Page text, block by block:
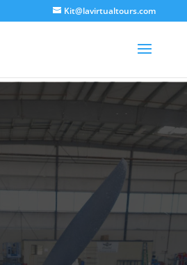
Kit@lavirtualtours.com
DA-40